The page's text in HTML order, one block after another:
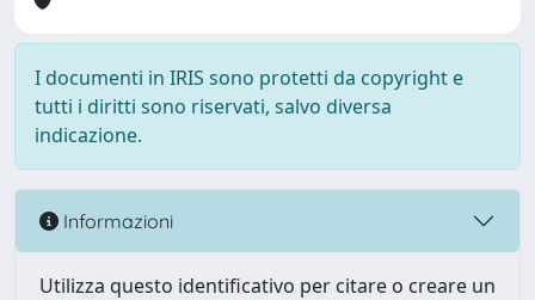
I documenti in IRIS sono protetti da copyright e
tutti i diritti sono riservati, salvo diversa
indicazione.
Informazioni
Utilizza questo identificativo per citare o creare un